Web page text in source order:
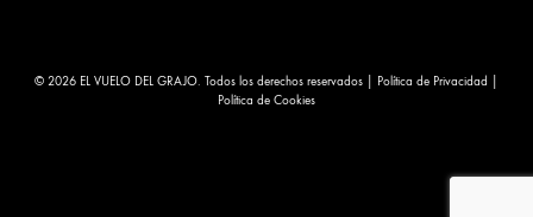
© 2026 EL VUELO DEL GRAJO. Todos los derechos reservados | Política de Privacidad
Política de Cookies